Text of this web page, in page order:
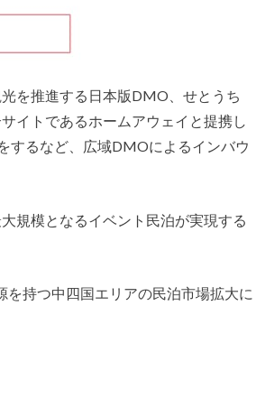
を推進する日本版DMO、せとうち
イトであるホームアウェイと提携し
するなど、広域DMOによるインバウ
規模となるイベント民泊が実現する
持つ中四国エリアの民泊市場拡大に